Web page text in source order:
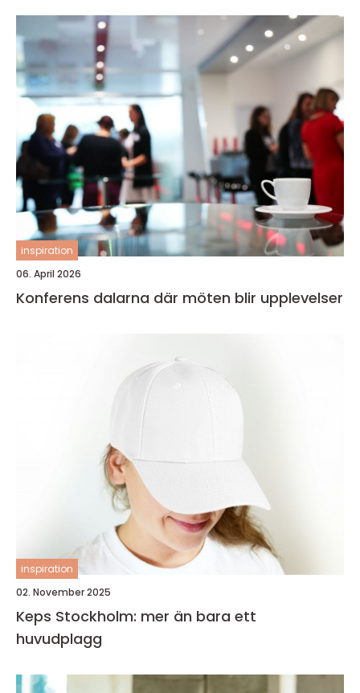
inspiration
06. April 2026
Konferens dalarna där möten blir upplevelser
inspiration
02. November 2025
Keps Stockholm: mer än bara ett
huvudplagg